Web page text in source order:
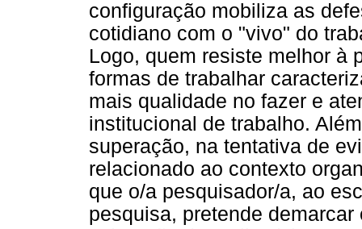
configuração mobiliza as
cotidiano com o "vivo" do
Logo, quem resiste melhor à
formas de trabalhar
mais qualidade no fazer e
institucional de trabalho.
superação, na tentativa de
relacionado ao contexto
que o/a pesquisador/a, ao
pesquisa, pretende